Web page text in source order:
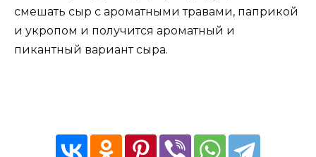
смешать сыр с ароматными травами, паприкой
и укропом и получится ароматный и
пикантный вариант сыра.